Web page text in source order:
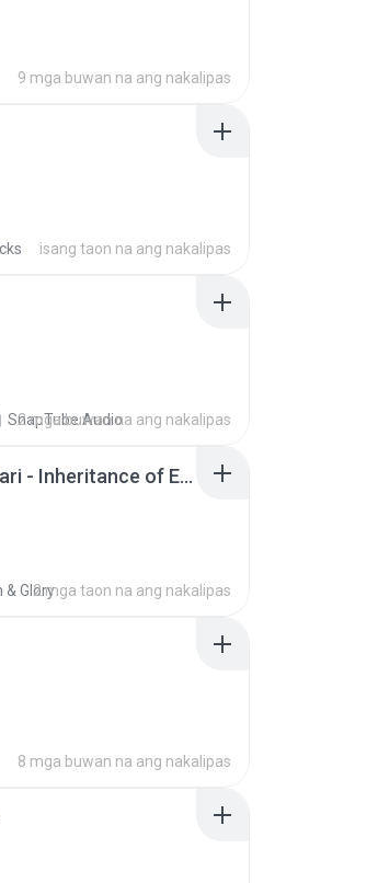
9 mga buwan na ang nakalipas
isang taon na ang nakalipas
SnapTube Audio
2 mga buwan na ang nakalipas
Wrath & Glory - Aeldari - Inheritance of Embers.pdf
& Glory2 mga taon na ang nakalipas
8 mga buwan na ang nakalipas